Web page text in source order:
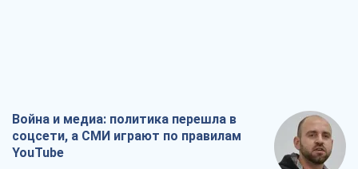
Война и медиа: политика перешла в
соцсети, а СМИ играют по правилам
YouTube